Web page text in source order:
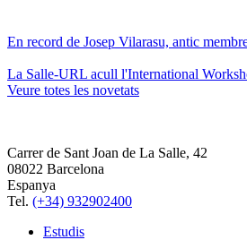
En record de Josep Vilarasu, antic
La Salle-URL acull l'International
Veure totes les novetats
Carrer de Sant Joan de La Salle, 42
08022 Barcelona
Espanya
Tel. (+34) 932902400
Estudis